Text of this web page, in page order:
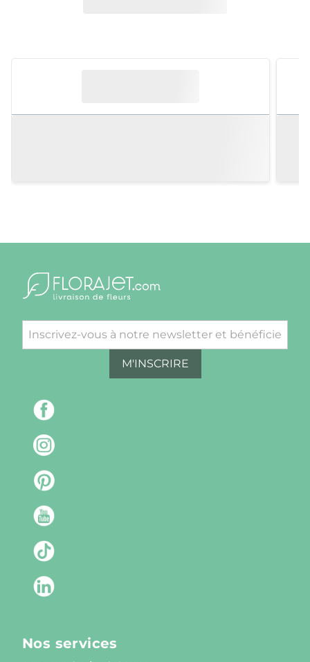
M'INSCRIRE
Nos services